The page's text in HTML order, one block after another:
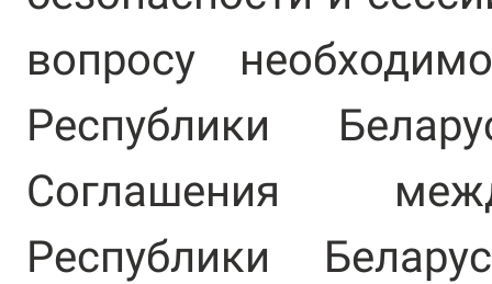
вопросу
Республики
Соглашения
Республики